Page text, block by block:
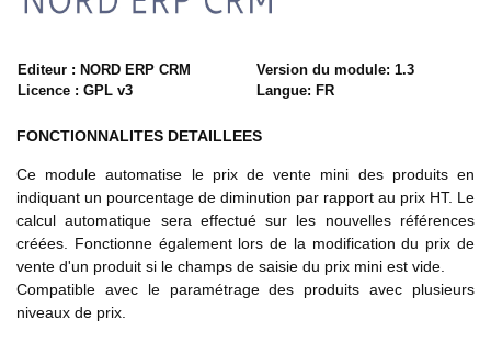
Editeur : NORD ERP CRM
Licence : GPL v3
Version du module: 1.3
Langue: FR
FONCTIONNALITES DETAILLEES
Ce module automatise le prix de vente mini des produits en
indiquant un pourcentage de diminution par rapport au prix HT. Le
calcul automatique sera effectué sur les nouvelles références
créées. Fonctionne également lors de la modification du prix de
vente d'un produit si le champs de saisie du prix mini est vide.
Compatible avec le paramétrage des produits avec plusieurs
niveaux de prix.